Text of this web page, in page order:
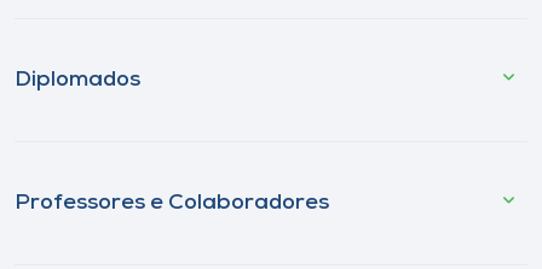
Diplomados
Professores e Colaboradores